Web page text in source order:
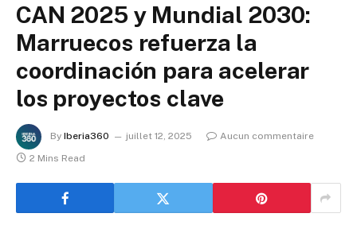
CAN 2025 y Mundial 2030:
Marruecos refuerza la
coordinación para acelerar
los proyectos clave
By Iberia360 juillet 12, 2025
Aucun commentaire
2 Mins Read